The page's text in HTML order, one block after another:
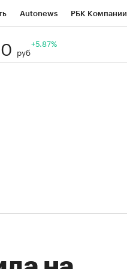
Autonews РБК Компании
Визионеры
руб
+5.87%